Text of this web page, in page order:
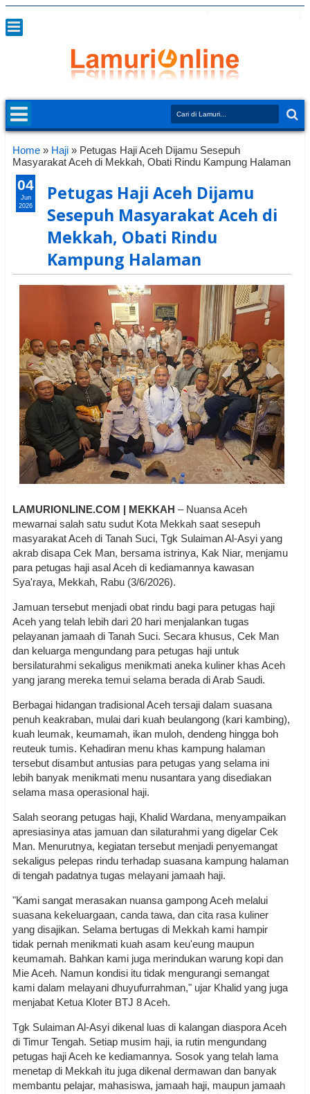
Home » Haji » Petugas Haji Aceh Dijamu Sesepuh
Masyarakat Aceh di Mekkah, Obati Rindu Kampung Halaman
Petugas Haji Aceh Dijamu
Sesepuh Masyarakat Aceh di
Mekkah, Obati Rindu
Kampung Halaman
LAMURIONLINE.COM | MEKKAH – Nuansa Aceh
mewarnai salah satu sudut Kota Mekkah saat sesepuh
masyarakat Aceh di Tanah Suci, Tgk Sulaiman Al-Asyi yang
akrab disapa Cek Man, bersama istrinya, Kak Niar, menjamu
para petugas haji asal Aceh di kediamannya kawasan
Sya'raya, Mekkah, Rabu (3/6/2026).
Jamuan tersebut menjadi obat rindu bagi para petugas haji
Aceh yang telah lebih dari 20 hari menjalankan tugas
pelayanan jamaah di Tanah Suci. Secara khusus, Cek Man
dan keluarga mengundang para petugas haji untuk
bersilaturahmi sekaligus menikmati aneka kuliner khas Aceh
yang jarang mereka temui selama berada di Arab Saudi.
Berbagai hidangan tradisional Aceh tersaji dalam suasana
penuh keakraban, mulai dari kuah beulangong (kari kambing),
kuah leumak, keumamah, ikan muloh, dendeng hingga boh
reuteuk tumis. Kehadiran menu khas kampung halaman
tersebut disambut antusias para petugas yang selama ini
lebih banyak menikmati menu nusantara yang disediakan
selama masa operasional haji.
Salah seorang petugas haji, Khalid Wardana, menyampaikan
apresiasinya atas jamuan dan silaturahmi yang digelar Cek
Man. Menurutnya, kegiatan tersebut menjadi penyemangat
sekaligus pelepas rindu terhadap suasana kampung halaman
di tengah padatnya tugas melayani jamaah haji.
"Kami sangat merasakan nuansa gampong Aceh melalui
suasana kekeluargaan, canda tawa, dan cita rasa kuliner
yang disajikan. Selama bertugas di Mekkah kami hampir
tidak pernah menikmati kuah asam keu'eung maupun
keumamah. Bahkan kami juga merindukan warung kopi dan
Mie Aceh. Namun kondisi itu tidak mengurangi semangat
kami dalam melayani dhuyufurrahman," ujar Khalid yang juga
menjabat Ketua Kloter BTJ 8 Aceh.
Tgk Sulaiman Al-Asyi dikenal luas di kalangan diaspora Aceh
di Timur Tengah. Setiap musim haji, ia rutin mengundang
petugas haji Aceh ke kediamannya. Sosok yang telah lama
menetap di Mekkah itu juga dikenal dermawan dan banyak
membantu pelajar, mahasiswa, jamaah haji, maupun jamaah
04
Jun
2026